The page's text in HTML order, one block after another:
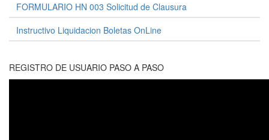
FORMULARIO HN 003 Solicitud de Clausura
Instructivo Liquidacion Boletas OnLine
REGISTRO DE USUARIO PASO A PASO